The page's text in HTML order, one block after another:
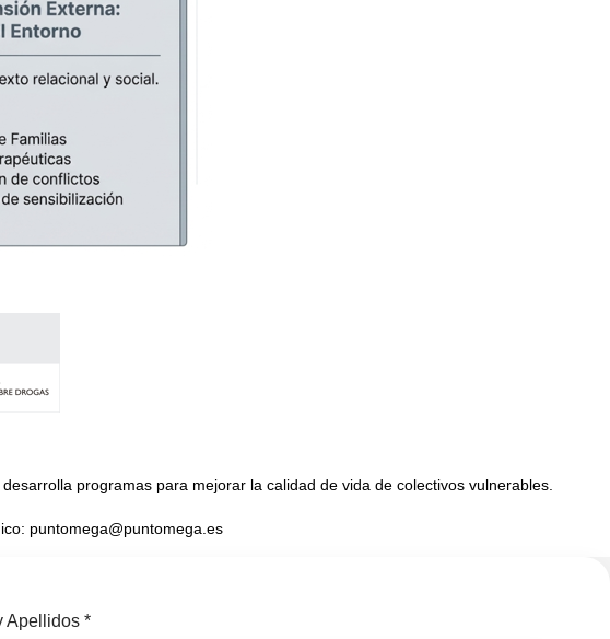
programas para mejorar la calidad de vida de colectivos vulnerables.
puntomega@puntomega.es
Apellidos *